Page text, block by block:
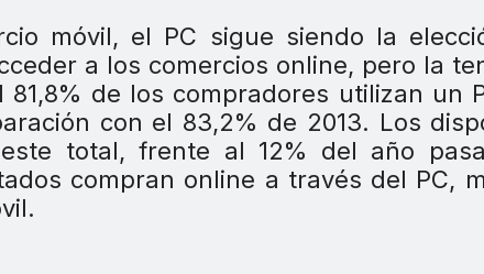
móvil, el PC sigue siendo la
a los comercios online, pero la
de los compradores utilizan un
con el 83,2% de 2013. Los
total, frente al 12% del año
compran online a través del PC,